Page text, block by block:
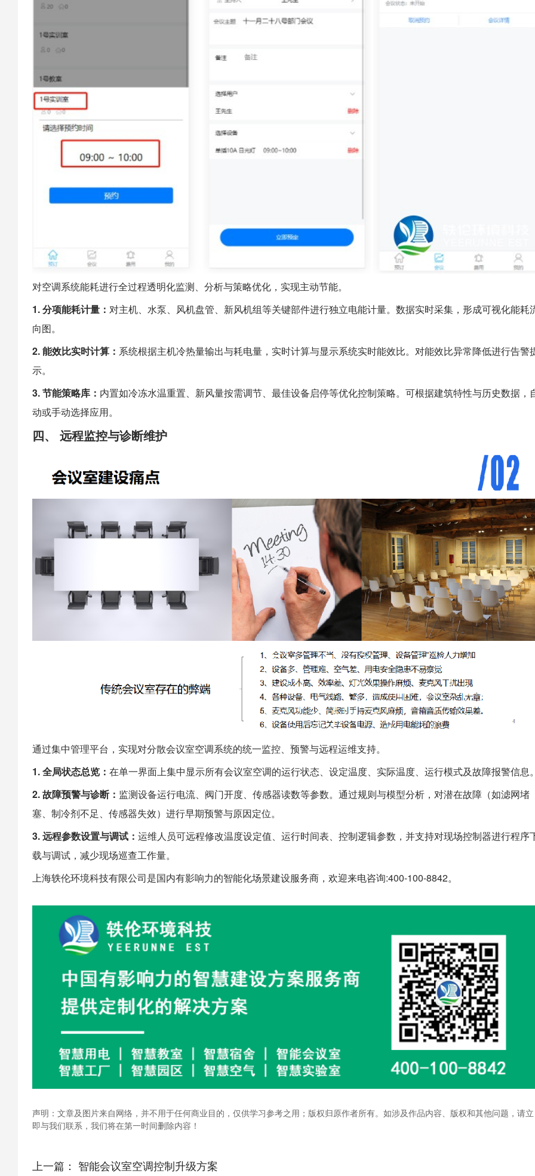
对空调系统能耗进行全过程透明化监测、分析与策略优化，实现主动节能。
1. 分项能耗计量： 对主机、水泵、风机盘管、新风机组等关键部件进行独立电能计量。数据实时采集，形成可视化能耗
向图。
2. 能效比实时计算： 系统根据主机冷热量输出与耗电量，实时计算与显示系统实时能效比。对能效比异常降低进行告警
示。
3. 节能策略库： 内置如冷冻水温重置、新风量按需调节、最佳设备启停等优化控制策略。可根据建筑特性与历史数据，
动或手动选择应用。
四、 远程监控与诊断维护
通过集中管理平台，实现对分散会议室空调系统的统一监控、预警与远程运维支持。
1. 全局状态总览： 在单一界面上集中显示所有会议室空调的运行状态、设定温度、实际温度、运行模式及故障报警信息
2. 故障预警与诊断： 监测设备运行电流、阀门开度、传感器读数等参数。通过规则与模型分析，对潜在故障（如滤网堵
塞、制冷剂不足、传感器失效）进行早期预警与原因定位。
3. 远程参数设置与调试： 运维人员可远程修改温度设定值、运行时间表、控制逻辑参数，并支持对现场控制器进行程序
载与调试，减少现场巡查工作量。
上海轶伦环境科技有限公司是国内有影响力的智能化场景建设服务商，欢迎来电咨询:400-100-8842。
声明：文章及图片来自网络，并不用于任何商业目的，仅供学习参考之用；版权归原作者所有。如涉及作品内容、版权和其他问题，请立
即与我们联系，我们将在第一时间删除内容！
上一篇： 智能会议室空调控制升级方案